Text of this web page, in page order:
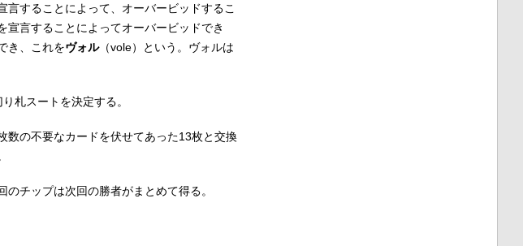
言することによって、オーバービッドするこ
言することによってオーバービッドでき
き、これをヴォル（vole）という。ヴォルは
札スートを決定する。
数の不要なカードを伏せてあった13枚と交換
チップは次回の勝者がまとめて得る。